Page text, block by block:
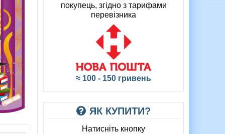
покупець, згідно з тарифами
перевізника
≈ 100 - 150 гривень
ЯК КУПИТИ?
Натисніть кнопку